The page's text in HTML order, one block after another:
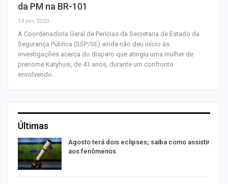
da PM na BR-101
14 jan, 2020
A Coordenadoria Geral de Perícias da Secretaria de Estado da
Segurança Pública (SSP/SE) ainda não deu início às
investigações acerca do disparo que atingiu uma mulher de
prenome Katyhusi, de 41 anos, durante um confronto
envolvendo…
Últimas
Agosto terá dois eclipses; saiba como assistir
aos fenômenos